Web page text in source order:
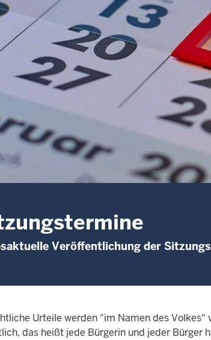
Veröffentlichung der
Urteile werden "im Namen des Volkes"
das heißt jede Bürgerin und jeder Bürger